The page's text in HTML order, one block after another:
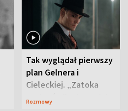
Tak wyglądał pierwszy
plan Gelnera i
Cieleckiej. „Zatoka
szpiegów” od razu ich
Rozmowy